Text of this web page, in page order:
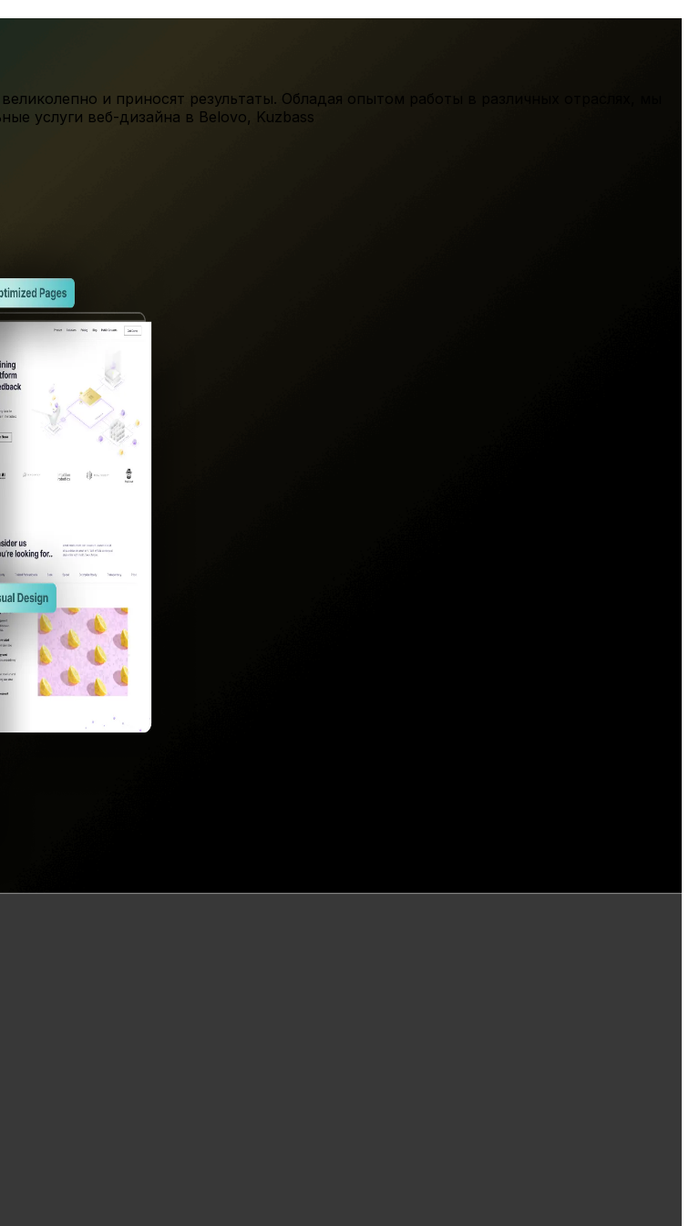
и приносят результаты. Обладая опытом работы в различных отраслях, мы
услуги веб-дизайна в Belovo, Kuzbass